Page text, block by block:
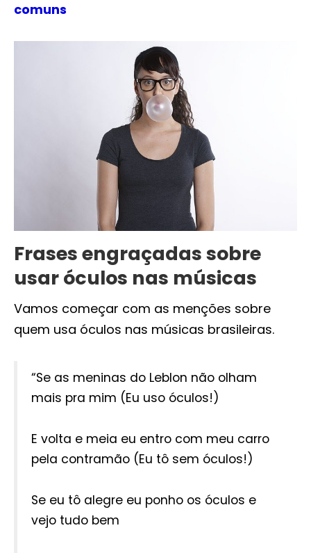
comuns
Frases engraçadas sobre
usar óculos nas músicas
Vamos começar com as menções sobre
quem usa óculos nas músicas brasileiras.
“Se as meninas do Leblon não olham
mais pra mim (Eu uso óculos!)
E volta e meia eu entro com meu carro
pela contramão (Eu tô sem óculos!)
Se eu tô alegre eu ponho os óculos e
vejo tudo bem